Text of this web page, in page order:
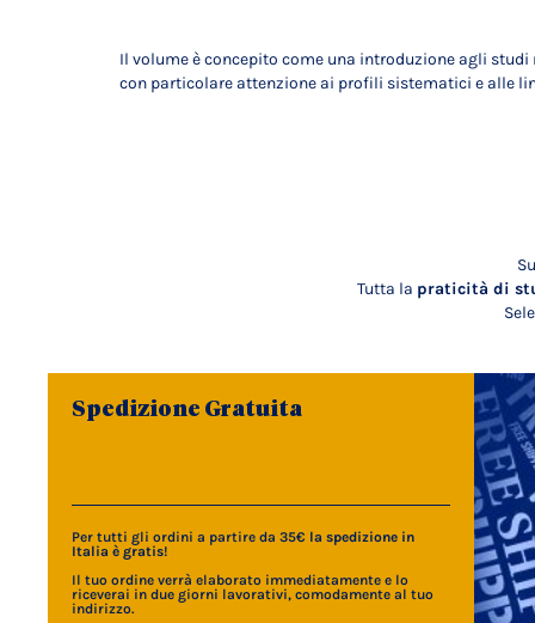
Il volume è concepito come una introduzione agli
con particolare attenzione ai profili sistematici e alle
Tutta la praticità di
Spedizione Gratuita
Per tutti gli ordini a partire da 35€ la spedizione in
Italia è gratis!
Il tuo ordine verrà elaborato immediatamente e lo
riceverai in due giorni lavorativi, comodamente al tuo
indirizzo.